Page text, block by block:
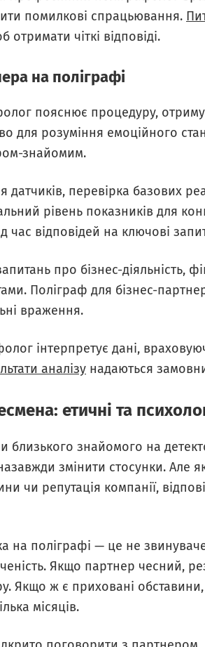
помилкові спрацьювання.
чіткі відповіді.
на поліграфі
пояснює процедуру,
для розуміння емоційного
знайомим.
перевірка базових
рівень показників для
час відповідей на ключові
про бізнес-діяльність,
Поліграф для бізнес-
враження.
інтерпретує дані,
аналізу надаються
етичні та
близького знайомого на
змінити стосунки. Але
чи репутація компанії,
на поліграфі — це не
Якщо партнер чесний,
Якщо ж є приховані
місяців.